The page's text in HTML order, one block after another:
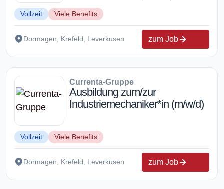
Vollzeit Viele Benefits
Dormagen, Krefeld, Leverkusen zum Job
Currenta-Gruppe
Ausbildung zum/zur
Industriemechaniker*in (m/w/d)
Vollzeit Viele Benefits
Dormagen, Krefeld, Leverkusen zum Job